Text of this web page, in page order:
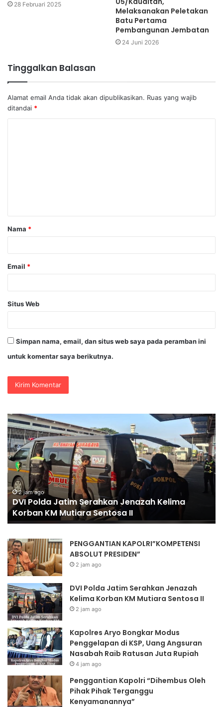
28 Februari 2025
Melaksanakan Peletakan
Batu Pertama
Pembangunan Jembatan
24 Juni 2026
Tinggalkan Balasan
Alamat email Anda tidak akan dipublikasikan. Ruas yang wajib
ditandai *
a
r
Nama *
Email *
Situs Web
Simpan nama, email, dan situs web saya pada peramban ini
untuk komentar saya berikutnya.
Kapolres
Aryo
Bongkar
Modus
Penggelapan
di
KSP,
Uang
Angsuran
Nasabah
Raib
Juta
Rupiah
4 jam ago
Kapolres Aryo Bongkar Modus Penggelapan di
KSP, Uang Angsuran Nasabah Raib Ratusan Juta
Rupiah
PENGGANTIAN KAPOLRI”KOMPETENSI
ABSOLUT PRESIDEN”
2 jam ago
DVI Polda Jatim Serahkan Jenazah
Kelima Korban KM Mutiara Sentosa II
2 jam ago
Kapolres Aryo Bongkar Modus
Penggelapan di KSP, Uang Angsuran
Nasabah Raib Ratusan Juta Rupiah
4 jam ago
Penggantian Kapolri “Dihembus Oleh
Pihak Pihak Terganggu
Kenyamanannya”